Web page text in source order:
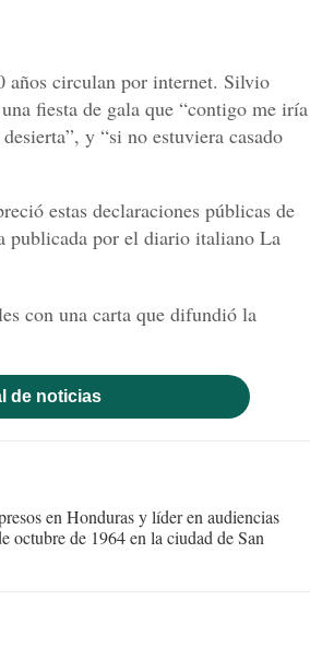
años circulan por internet. Silvio
fiesta de gala que “contigo me iría
y “si no estuviera casado
estas declaraciones públicas de
publicada por el diario italiano La
con una carta que difundió la
de noticias
en Honduras y líder en audiencias
octubre de 1964 en la ciudad de San